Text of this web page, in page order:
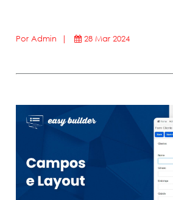
Por Admin | 28 Mar 2024